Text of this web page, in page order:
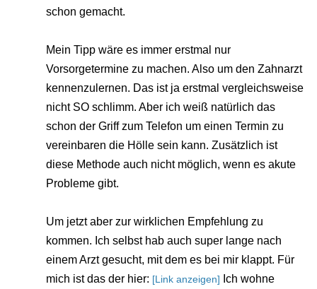
schon gemacht.
Mein Tipp wäre es immer erstmal nur
Vorsorgetermine zu machen. Also um den Zahnarzt
kennenzulernen. Das ist ja erstmal vergleichsweise
nicht SO schlimm. Aber ich weiß natürlich das
schon der Griff zum Telefon um einen Termin zu
vereinbaren die Hölle sein kann. Zusätzlich ist
diese Methode auch nicht möglich, wenn es akute
Probleme gibt.
Um jetzt aber zur wirklichen Empfehlung zu
kommen. Ich selbst hab auch super lange nach
einem Arzt gesucht, mit dem es bei mir klappt. Für
mich ist das der hier: [Link anzeigen] Ich wohne